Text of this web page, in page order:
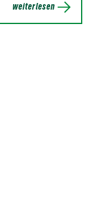
weiterlesen